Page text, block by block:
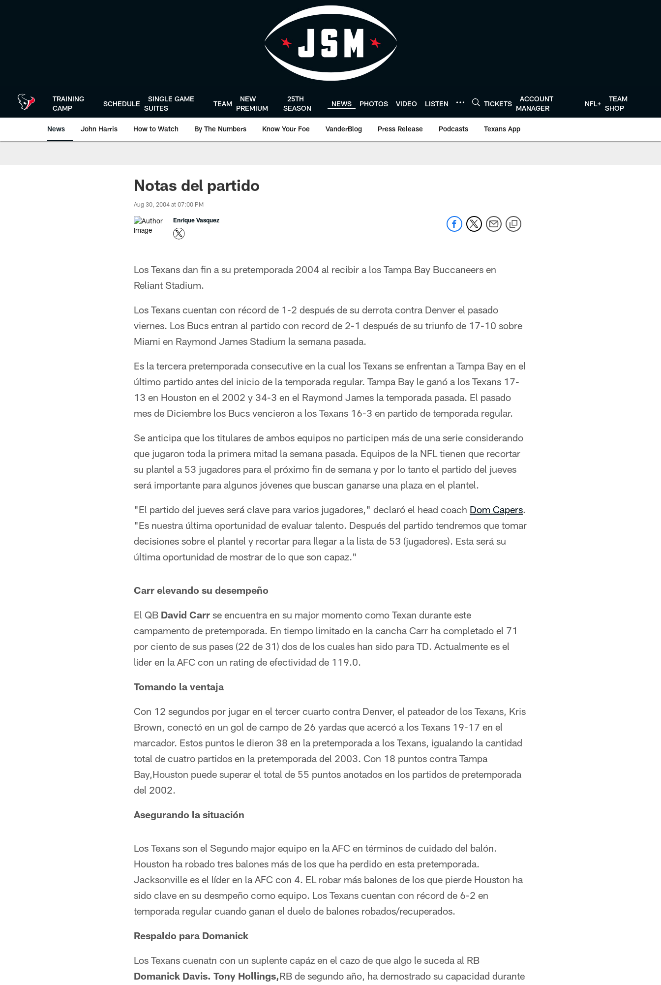
TRAINING
CAMP
SCHEDULE
SINGLE GAME
SUITES
TEAM
NEW
PREMIUM
25TH
SEASON
NEWS PHOTOS VIDEO LISTEN TICKETS
ACCOUNT
MANAGER
NFL+
TEAM
SHOP
News John Harris How to Watch By The Numbers Know Your Foe VanderBlog Press Release Podcasts Texans App
Notas del partido
Aug 30, 2004 at 07:00 PM
Enrique Vasquez
Los Texans dan fin a su pretemporada 2004 al recibir a los Tampa Bay Buccaneers en
Reliant Stadium.
Los Texans cuentan con récord de 1-2 después de su derrota contra Denver el pasado
viernes. Los Bucs entran al partido con record de 2-1 después de su triunfo de 17-10 sobre
Miami en Raymond James Stadium la semana pasada.
Es la tercera pretemporada consecutive en la cual los Texans se enfrentan a Tampa Bay en el
último partido antes del inicio de la temporada regular. Tampa Bay le ganó a los Texans 17-
13 en Houston en el 2002 y 34-3 en el Raymond James la temporada pasada. El pasado
mes de Diciembre los Bucs vencieron a los Texans 16-3 en partido de temporada regular.
Se anticipa que los titulares de ambos equipos no participen más de una serie considerando
que jugaron toda la primera mitad la semana pasada. Equipos de la NFL tienen que recortar
su plantel a 53 jugadores para el próximo fin de semana y por lo tanto el partido del jueves
será importante para algunos jóvenes que buscan ganarse una plaza en el plantel.
"El partido del jueves será clave para varios jugadores," declaró el head coach Dom Capers.
"Es nuestra última oportunidad de evaluar talento. Después del partido tendremos que tomar
decisiones sobre el plantel y recortar para llegar a la lista de 53 (jugadores). Esta será su
última oportunidad de mostrar de lo que son capaz."
Carr elevando su desempeño
El QB David Carr se encuentra en su major momento como Texan durante este
campamento de pretemporada. En tiempo limitado en la cancha Carr ha completado el 71
por ciento de sus pases (22 de 31) dos de los cuales han sido para TD. Actualmente es el
líder en la AFC con un rating de efectividad de 119.0.
Tomando la ventaja
Con 12 segundos por jugar en el tercer cuarto contra Denver, el pateador de los Texans, Kris
Brown, conectó en un gol de campo de 26 yardas que acercó a los Texans 19-17 en el
marcador. Estos puntos le dieron 38 en la pretemporada a los Texans, igualando la cantidad
total de cuatro partidos en la pretemporada del 2003. Con 18 puntos contra Tampa
Bay,Houston puede superar el total de 55 puntos anotados en los partidos de pretemporada
del 2002.
Asegurando la situación
Los Texans son el Segundo major equipo en la AFC en términos de cuidado del balón.
Houston ha robado tres balones más de los que ha perdido en esta pretemporada.
Jacksonville es el líder en la AFC con 4. EL robar más balones de los que pierde Houston ha
sido clave en su desmpeño como equipo. Los Texans cuentan con récord de 6-2 en
temporada regular cuando ganan el duelo de balones robados/recuperados.
Respaldo para Domanick
Los Texans cuenatn con un suplente capáz en el cazo de que algo le suceda al RB
Domanick Davis. Tony Hollings,RB de segundo año, ha demostrado su capacidad durante